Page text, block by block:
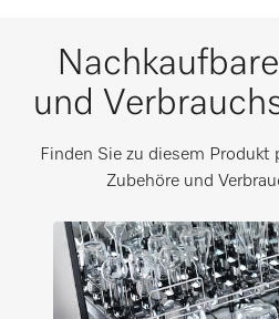
Außenmaß, Nettobreite
173
Außenmaß, Nettotiefe in
Außenmaß, Bruttohöhe
170
Außenmaß, Bruttobreite
und
Finden Sie zu diesem Produkt
Zubehöre und